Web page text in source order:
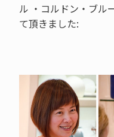
ル ・コルドン・ブル
て頂きました: